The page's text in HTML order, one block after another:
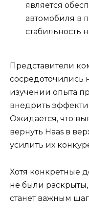
является
автомобиля в
стабильность
Представители
сосредоточились
изучении опыта
внедрить
Ожидается, что
вернуть Haas в
усилить их
Хотя конкретные
не были раскрыты,
станет важным